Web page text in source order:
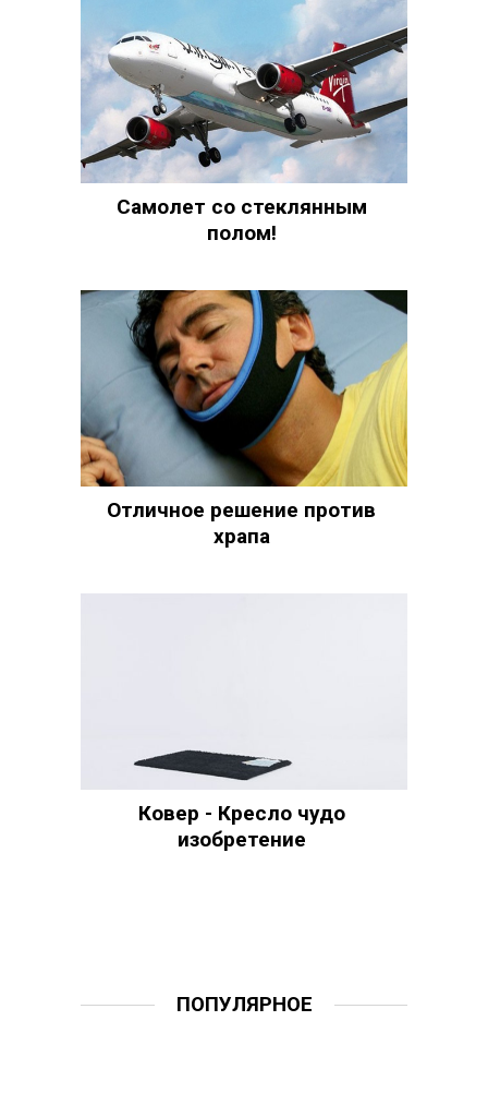
Самолет со стеклянным
полом!
Отличное решение против
храпа
Ковер - Кресло чудо
изобретение
ПОПУЛЯРНОЕ